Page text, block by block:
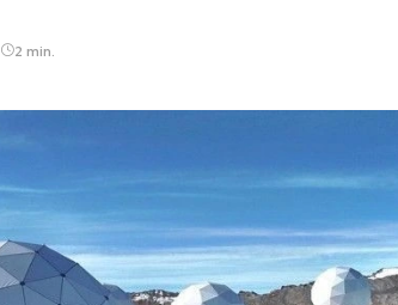
2 min.